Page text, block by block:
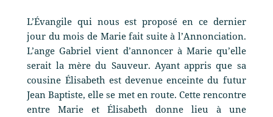
L’Évangile qui nous est proposé en ce dernier
jour du mois de Marie fait suite à l’Annonciation.
L’ange Gabriel vient d’annoncer à Marie qu’elle
serait la mère du Sauveur. Ayant appris que sa
cousine Élisabeth est devenue enceinte du futur
Jean Baptiste, elle se met en route. Cette rencontre
entre Marie et Élisabeth donne lieu à une